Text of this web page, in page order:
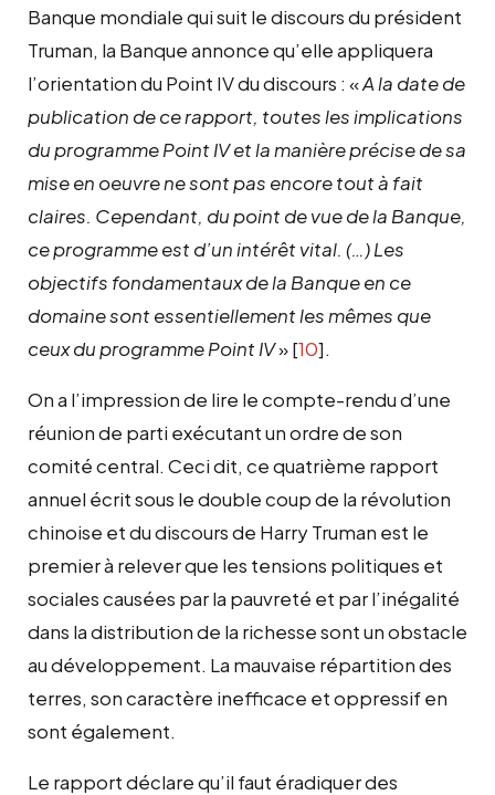
Banque mondiale qui suit le discours du président
Truman, la Banque annonce qu’elle appliquera
l’orientation du Point IV du discours : «A la date de
publication de ce rapport, toutes les implications
du programme Point IV et la manière précise de sa
mise en oeuvre ne sont pas encore tout à fait
claires. Cependant, du point de vue de la Banque,
ce programme est d’un intérêt vital. (…) Les
objectifs fondamentaux de la Banque en ce
domaine sont essentiellement les mêmes que
ceux du programme Point IV»[10].
On a l’impression de lire le compte-rendu d’une
réunion de parti exécutant un ordre de son
comité central. Ceci dit, ce quatrième rapport
annuel écrit sous le double coup de la révolution
chinoise et du discours de Harry Truman est le
premier à relever que les tensions politiques et
sociales causées par la pauvreté et par l’inégalité
dans la distribution de la richesse sont un obstacle
au développement. La mauvaise répartition des
terres, son caractère inefficace et oppressif en
sont également.
Le rapport déclare qu’il faut éradiquer des